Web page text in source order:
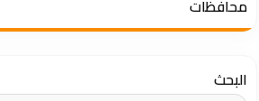
محافظات
البحث